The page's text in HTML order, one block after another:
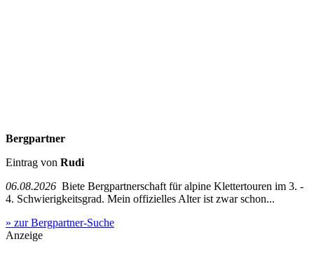
Bergpartner
Eintrag von Rudi
06.08.2026 Biete Bergpartnerschaft für alpine Klettertouren im 3. -
4. Schwierigkeitsgrad. Mein offizielles Alter ist zwar schon...
» zur Bergpartner-Suche
Anzeige